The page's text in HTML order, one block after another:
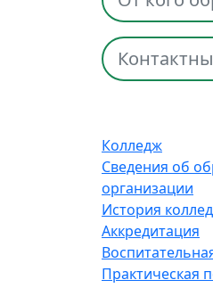
Колледж
Сведения об
организации
История
Аккредитация
Практическая